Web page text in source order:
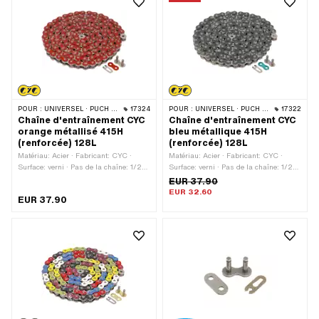
POUR : UNIVERSEL · PUCH · SACHS · PONY / CILO (BÊTA 521 & 512) · ZÜNDAPP BELMONDO · TOMOS · BYE BIKE 17324
Chaîne d'entraînement CYC
orange métallisé 415H
(renforcée) 128L
Matériau: Acier · Fabricant: CYC ·
Surface: verni · Pas de la chaîne: 1/2"
Nombre de maillons: 128 pcs · Type de
EUR 37.90
POUR : UNIVERSEL · PUCH · SACHS · PONY / CILO (BÊTA 521 & 512) · ZÜNDAPP BELMONDO · TOMOS · BYE BIKE 17322
Chaîne d'entraînement CYC
bleu métallique 415H
(renforcée) 128L
Matériau: Acier · Fabricant: CYC ·
Surface: verni · Pas de la chaîne: 1/2"
x 3/16" · Type de chaîne: 415H ·
Circonférence de roulement: 1626 mm ·
EUR 37.90
EUR 32.60